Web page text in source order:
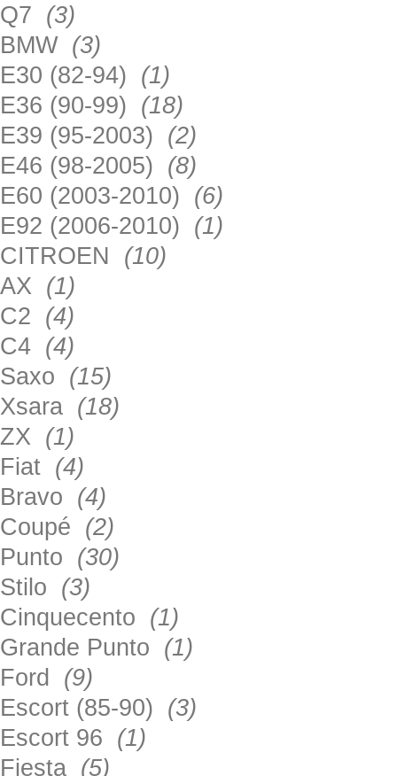
Q7 (3)
BMW (3)
E30 (82-94) (1)
E36 (90-99) (18)
E39 (95-2003) (2)
E46 (98-2005) (8)
E60 (2003-2010) (6)
E92 (2006-2010) (1)
CITROEN (10)
AX (1)
C2 (4)
C4 (4)
Saxo (15)
Xsara (18)
ZX (1)
Fiat (4)
Bravo (4)
Coupé (2)
Punto (30)
Stilo (3)
Cinquecento (1)
Grande Punto (1)
Ford (9)
Escort (85-90) (3)
Escort 96 (1)
Fiesta (5)